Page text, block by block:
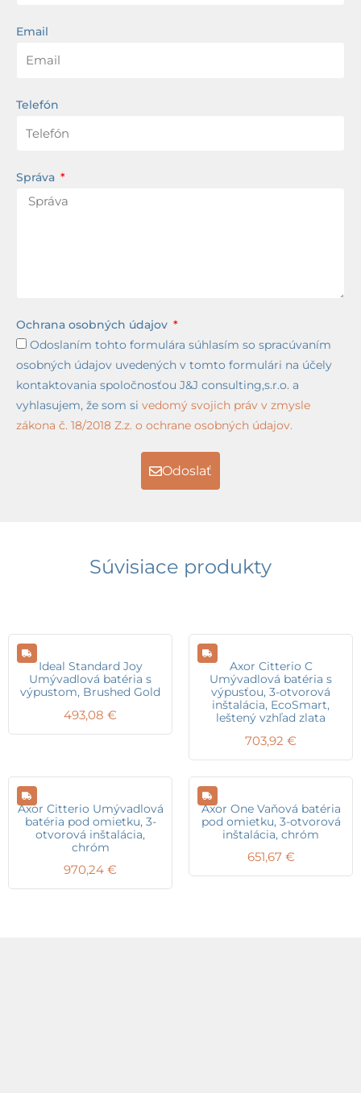
Email
Telefón
Správa
Ochrana osobných údajov
Odoslaním tohto formulára súhlasím so spracúvaním
osobných údajov uvedených v tomto formulári na účely
kontaktovania spoločnosťou J&J consulting,s.r.o. a
vyhlasujem, že som si vedomý svojich práv v zmysle
zákona č. 18/2018 Z.z. o ochrane osobných údajov.
Odoslať
Súvisiace produkty
Ideal Standard Joy
Umývadlová batéria s
výpustom, Brushed Gold
493,08 €
Axor Citterio C
Umývadlová batéria s
výpusťou, 3-otvorová
inštalácia, EcoSmart,
leštený vzhľad zlata
703,92 €
Axor Citterio Umývadlová
batéria pod omietku, 3-
otvorová inštalácia,
chróm
970,24 €
Axor One Vaňová batéria
pod omietku, 3-otvorová
inštalácia, chróm
651,67 €